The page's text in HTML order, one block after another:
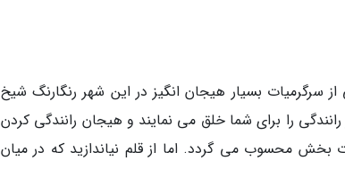
بسیار هیجان انگیز در این شهر رنگارنگ شیخ
را برای شما خلق می نمایند و هیجان رانندگی کردن
محسوب می گردد. اما از قلم نیاندازید که در میان